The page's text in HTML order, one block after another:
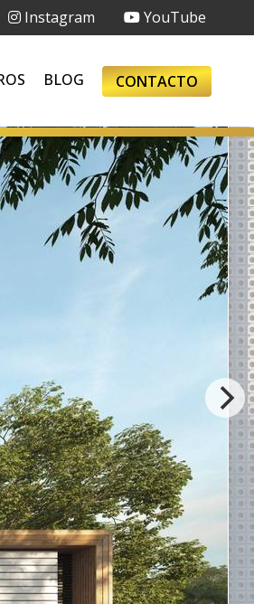
Instagram YouTube
BLOG CONTACTO